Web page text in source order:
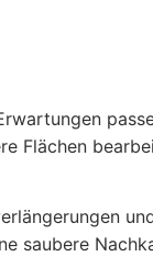
Flächen
saubere